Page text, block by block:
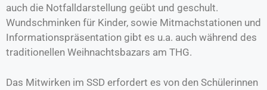
auch die Notfalldarstellung geübt und geschult.
Wundschminken für Kinder, sowie Mitmachstationen und
Informationspräsentation gibt es u.a. auch während des
traditionellen Weihnachtsbazars am THG.
Das Mitwirken im SSD erfordert es von den Schülerinnen